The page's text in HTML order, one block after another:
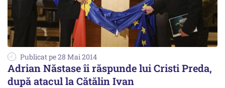
Publicat pe 28 Mai 2014
Adrian Năstase îi răspunde lui Cristi Preda,
după atacul la Cătălin Ivan